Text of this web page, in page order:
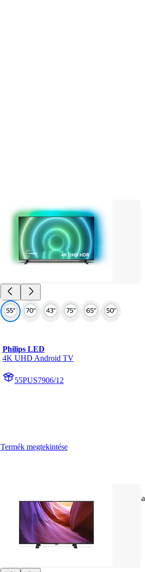
Philips LED
4K UHD Android TV
55PUS7906/12
A fő HDR formátumok támogatása
Dolby Vision és Dolby Atmos
139 cm-es (55"-es) Android TV
Termék megtekintése